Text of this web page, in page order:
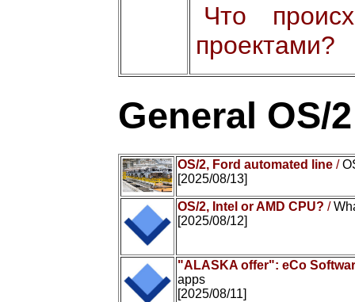
Что
проектами?
General OS/
OS/2, Ford automated line /
[2025/08/13]
OS/2, Intel or AMD CPU? /
[2025/08/12]
"ALASKA offer": eCo
apps
[2025/08/11]